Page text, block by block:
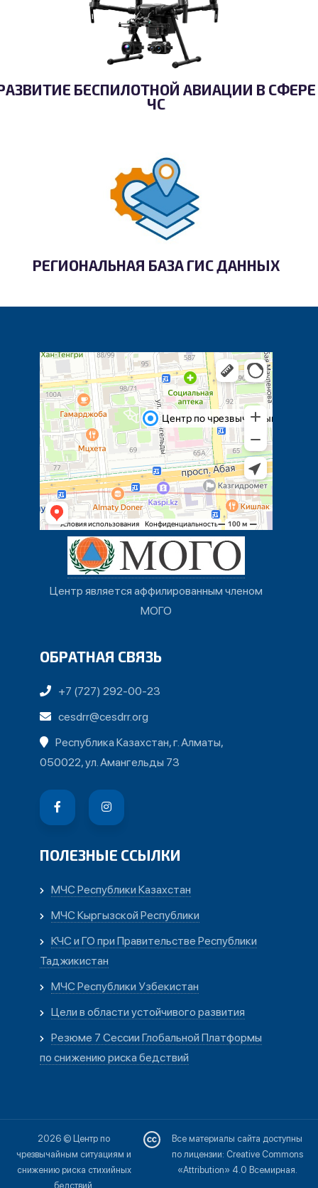
БЕСПИЛОТНОЙ АВИАЦИИ В СФЕРЕ
ЧС
РЕГИОНАЛЬНАЯ БАЗА ГИС ДАННЫХ
Центр является аффилированным членом
МОГО
ОБРАТНАЯ СВЯЗЬ
+7 (727) 292-00-23
cesdrr@cesdrr.org
Республика Казахстан, г. Алматы,
050022, ул. Амангельды 73
ПОЛЕЗНЫЕ ССЫЛКИ
МЧС Республики Казахстан
МЧС Кыргызской Республики
КЧС и ГО при Правительстве Республики
Таджикистан
МЧС Республики Узбекистан
Цели в области устойчивого развития
Резюме 7 Сессии Глобальной Платформы
по снижению риска бедствий
2026 © Центр по
чрезвычайным ситуациям и
снижению риска стихийных
бедствий.
Все материалы сайта доступны
по лицензии: Creative Commons
«Attribution» 4.0 Всемирная.